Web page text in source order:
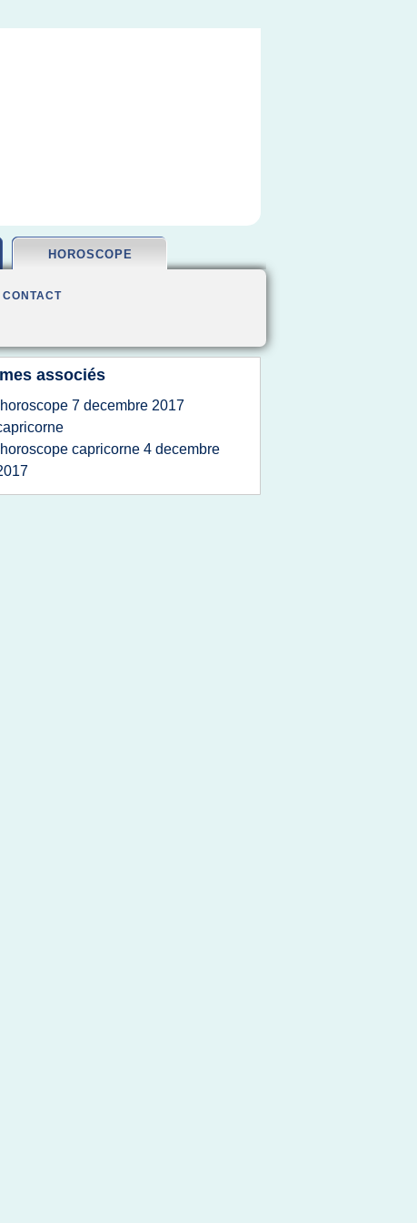
HOROSCOPE
CONTACT
associés
horoscope 7 decembre 2017
horoscope capricorne 4 decembre